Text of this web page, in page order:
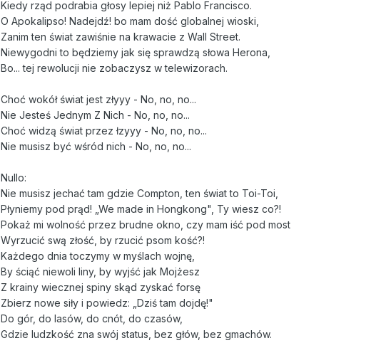
Kiedy rząd podrabia głosy lepiej niż Pablo Francisco.
O Apokalipso! Nadejdź! bo mam dość globalnej wioski,
Zanim ten świat zawiśnie na krawacie z Wall Street.
Niewygodni to będziemy jak się sprawdzą słowa Herona,
Bo... tej rewolucji nie zobaczysz w telewizorach.
Choć wokół świat jest złyyy - No, no, no...
Nie Jesteś Jednym Z Nich - No, no, no...
Choć widzą świat przez łzyyy - No, no, no...
Nie musisz być wśród nich - No, no, no...
Nullo:
Nie musisz jechać tam gdzie Compton, ten świat to Toi-Toi,
Płyniemy pod prąd! „We made in Hongkong", Ty wiesz co?!
Pokaż mi wolność przez brudne okno, czy mam iść pod most
Wyrzucić swą złość, by rzucić psom kość?!
Każdego dnia toczymy w myślach wojnę,
By ściąć niewoli liny, by wyjść jak Mojżesz
Z krainy wiecznej spiny skąd zyskać forsę
Zbierz nowe siły i powiedz: „Dziś tam dojdę!"
Do gór, do lasów, do cnót, do czasów,
Gdzie ludzkość zna swój status, bez głów, bez gmachów.